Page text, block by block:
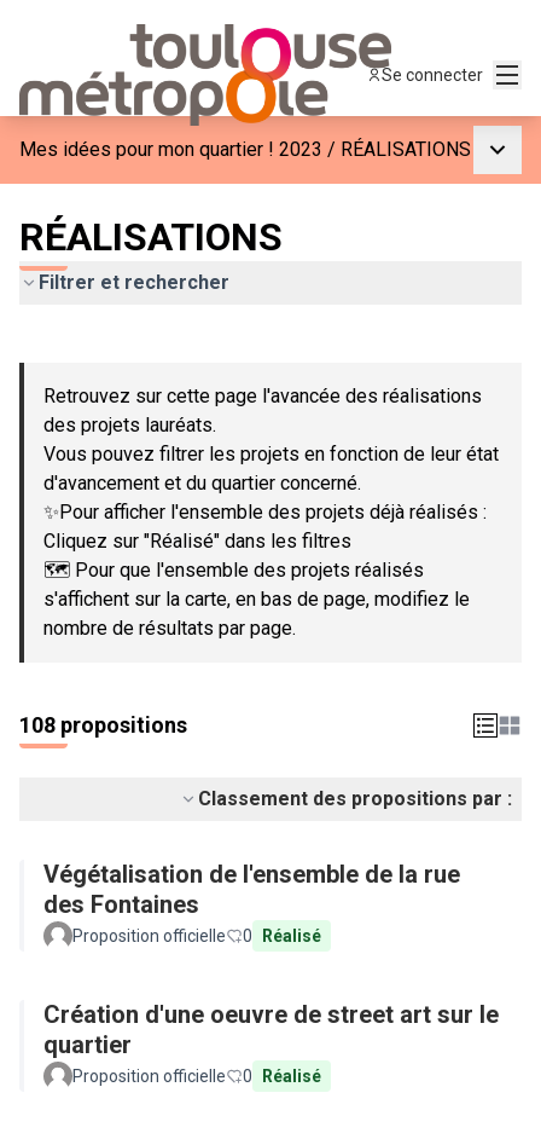
Se connecter
Mes idées pour mon quartier ! 2023 / RÉALISATIONS
RÉALISATIONS
Filtrer et rechercher
−
Retrouvez sur cette page l'avancée des réalisations
des projets lauréats.
Vous pouvez filtrer les projets en fonction de leur état
d'avancement et du quartier concerné.
✨Pour afficher l'ensemble des projets déjà réalisés :
Cliquez sur "Réalisé" dans les filtres
🗺️ Pour que l'ensemble des projets réalisés
s'affichent sur la carte, en bas de page, modifiez le
nombre de résultats par page.
108 propositions
Classement des propositions par :
Végétalisation de l'ensemble de la rue
des Fontaines
Proposition officielle 0 Réalisé
Création d'une oeuvre de street art sur le
quartier
Proposition officielle 0 Réalisé